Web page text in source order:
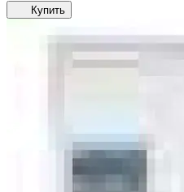
Купить